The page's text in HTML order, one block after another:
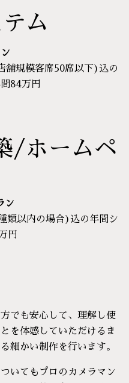
ム
舗規模客席50席以下)込の
84万円
/ホームペ
ン
類以内の場合)込の年間シ
円
でも安心して、理解し使
を体感していただけるま
細かい制作を行います。
いてもプロのカメラマン